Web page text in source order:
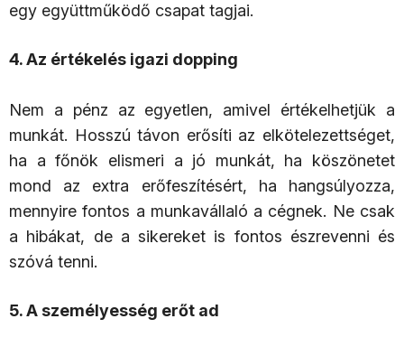
egy együttműködő csapat tagjai.
4. Az értékelés igazi dopping
Nem a pénz az egyetlen, amivel értékelhetjük a
munkát. Hosszú távon erősíti az elkötelezettséget,
ha a főnök elismeri a jó munkát, ha köszönetet
mond az extra erőfeszítésért, ha hangsúlyozza,
mennyire fontos a munkavállaló a cégnek. Ne csak
a hibákat, de a sikereket is fontos észrevenni és
szóvá tenni.
5. A személyesség erőt ad